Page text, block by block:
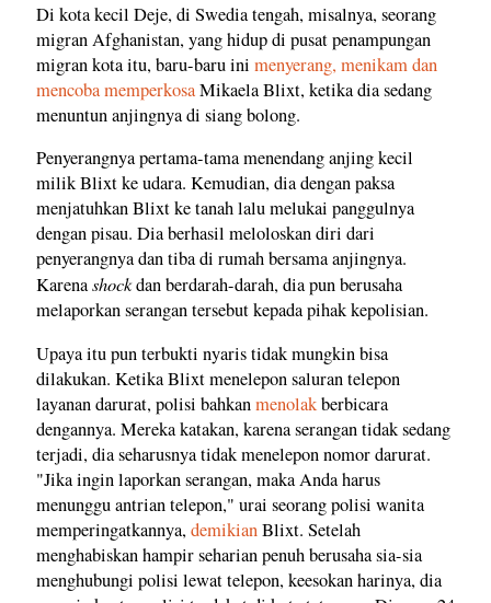
Di kota kecil Deje, di Swedia tengah, misalnya, seorang
migran Afghanistan, yang hidup di pusat penampungan
migran kota itu, baru-baru ini menyerang, menikam dan
mencoba memperkosaMikaela Blixt, ketika dia sedang
menuntun anjingnya di siang bolong.
Penyerangnya pertama-tama menendang anjing kecil
milik Blixt ke udara. Kemudian, dia dengan paksa
menjatuhkan Blixt ke tanah lalu melukai panggulnya
dengan pisau. Dia berhasil meloloskan diri dari
penyerangnya dan tiba di rumah bersama anjingnya.
Karenashockdan berdarah-darah, dia pun berusaha
melaporkan serangan tersebut kepada pihak kepolisian.
Upaya itu pun terbukti nyaris tidak mungkin bisa
dilakukan. Ketika Blixt menelepon saluran telepon
layanan darurat, polisi bahkanmenolakberbicara
dengannya. Mereka katakan, karena serangan tidak sedang
terjadi, dia seharusnya tidak menelepon nomor darurat.
"Jika ingin laporkan serangan, maka Anda harus
menunggu antrian telepon," urai seorang polisi wanita
memperingatkannya,demikianBlixt. Setelah
menghabiskan hampir seharian penuh berusaha sia-sia
menghubungi polisi lewat telepon, keesokan harinya, dia